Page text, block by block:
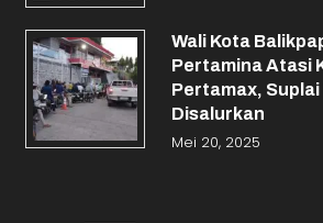
Wali Kota
Pertamina Atasi
Pertamax,
Disalurkan
Mei 20, 2025